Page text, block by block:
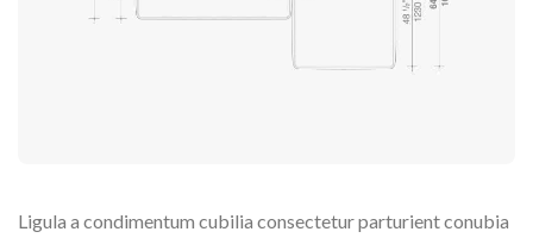
Ligula a condimentum cubilia consectetur parturient conubia